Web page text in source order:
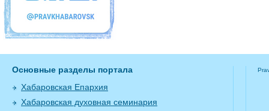
Основные разделы портала
Хабаровская Епархия
Хабаровская духовная семинария